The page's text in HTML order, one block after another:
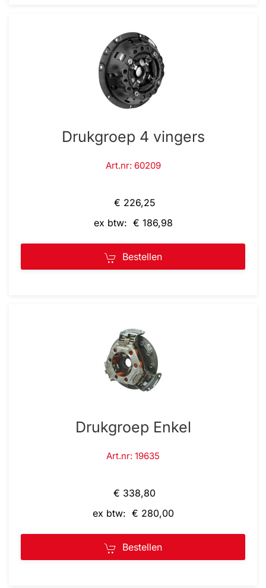
Drukgroep 4 vingers
Art.nr: 60209
€ 226,25
ex btw: € 186,98
Bestellen
Drukgroep Enkel
Art.nr: 19635
€ 338,80
ex btw: € 280,00
Bestellen